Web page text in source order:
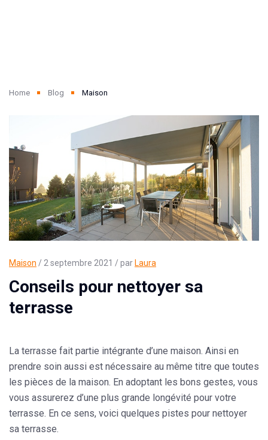
Home Blog Maison
Maison / 2 septembre 2021 / par Laura
Conseils pour nettoyer sa
terrasse
La terrasse fait partie intégrante d’une maison. Ainsi en
prendre soin aussi est nécessaire au même titre que toutes
les pièces de la maison. En adoptant les bons gestes, vous
vous assurerez d’une plus grande longévité pour votre
terrasse. En ce sens, voici quelques pistes pour nettoyer
sa terrasse.